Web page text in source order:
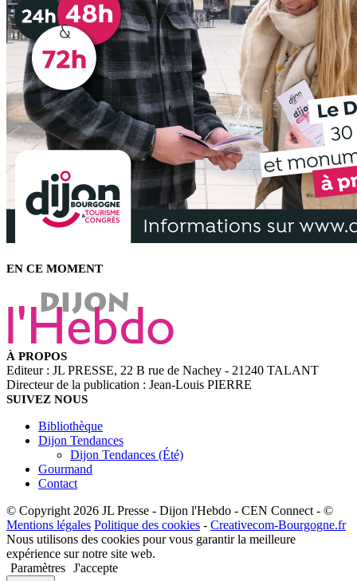
EN CE MOMENT
À PROPOS
Editeur : JL PRESSE, 22 B rue de Nachey - 21240 TALANT
Directeur de la publication : Jean-Louis PIERRE
SUIVEZ NOUS
Bibliothèque
Dijon Tendances
Dijon Tendances (Été)
Gourmand
Contact
© Copyright 2026 JL Presse - Dijon l'Hebdo - CEN Connect - ©
Mentions légales Politique des cookies - Creativecom-Bourgogne.fr
Nous utilisons des cookies pour vous garantir la meilleure
expérience sur notre site web.
Paramètres J'accepte